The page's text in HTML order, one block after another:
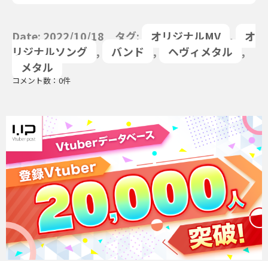
Date: 2022/10/18 タグ: オリジナルMV ,
オ
リジナルソング
, バンド , ヘヴィメタル
,
メタル
コメント数：0件